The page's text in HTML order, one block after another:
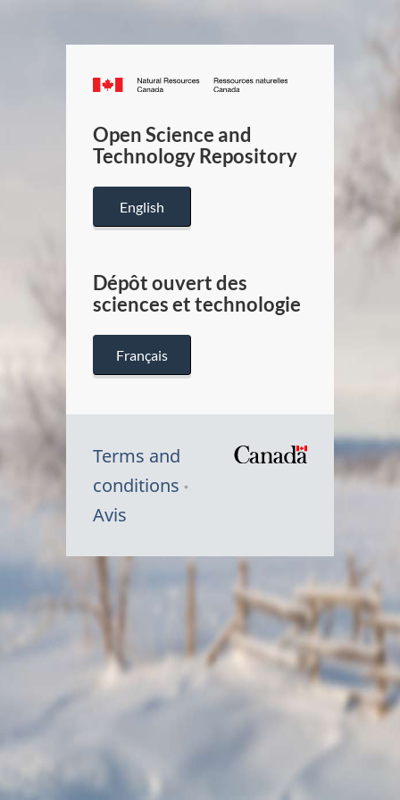
Canada.ca
/
Canada
Open Science and
Technology Repository
English
Dépôt ouvert des
sciences et technologie
Français
Terms and
conditions
Avis
Symbole
Canada